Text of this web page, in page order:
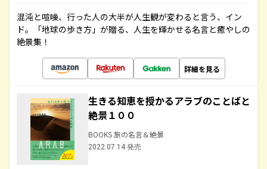
混沌と喧噪、行った人の大半が人生観が変わると言う、イン
ド。「地球の歩き方」が贈る、人生を輝かせる名言と癒やしの
絶景集！
詳細を見る
生きる知恵を授かるアラブのことばと
絶景１００
BOOKS 旅の名言＆絶景
2022.07.14 発売